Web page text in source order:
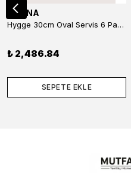
BONNA
Hygge 30cm Oval Servis 6 Parça
₺ 2,486.84
SEPETE EKLE